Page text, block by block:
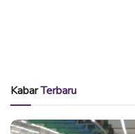
KabarTerbaru